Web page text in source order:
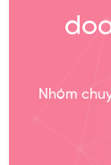
Nhóm